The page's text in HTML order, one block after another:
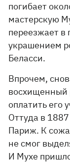
погибает
мастерскую
переезжает в
украшением
Беласси.
Впрочем,
восхищенный
оплатить его
Оттуда в
Париж. К
не смог
И Мухе